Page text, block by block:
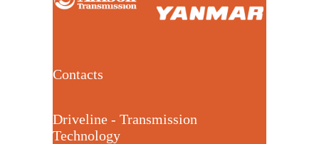
Contacts
Driveline - Transmission
Technology